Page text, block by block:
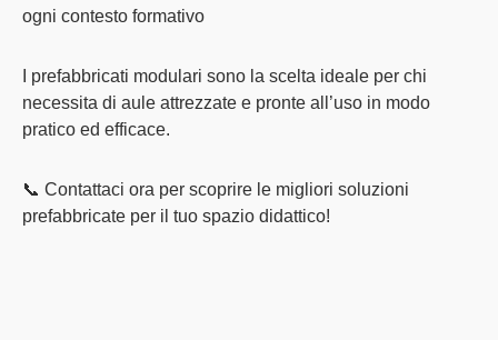
ogni contesto formativo
prefabbricati modulari sono la scelta ideale per chi
necessita di aule attrezzate e pronte all’uso in modo
pratico ed efficace.
📞 Contattaci ora per scoprire le migliori soluzioni
prefabbricate per il tuo spazio didattico!